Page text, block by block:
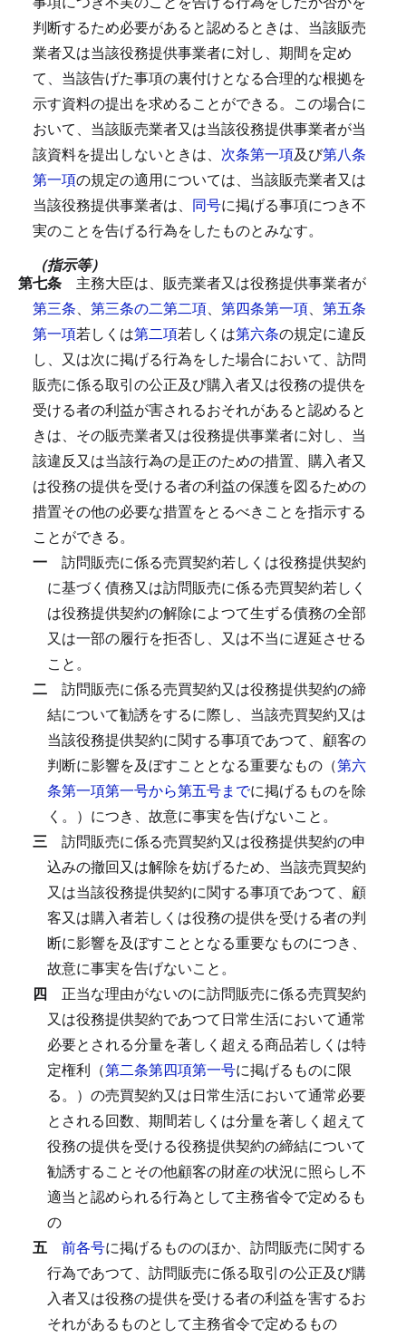
判断するため必要があると認めるときは、当該販売
業者又は当該役務提供事業者に対し、期間を定め
て、当該告げた事項の裏付けとなる合理的な根拠を
示す資料の提出を求めることができる。 この場合に
おいて、当該販売業者又は当該役務提供事業者が当
該資料を提出しないときは、 次条第一項及び第八条
第一項の規定の適用については、当該販売業者又は
当該役務提供事業者は、 同号に掲げる事項につき不
実のことを告げる行為をしたものとみなす。
（指示等）
第七条 主務大臣は、販売業者又は役務提供事業者が
第三条、 第三条の二第二項、 第四条第一項、 第五条
第一項若しくは第二項若しくは第六条の規定に違反
し、又は次に掲げる行為をした場合において、訪問
販売に係る取引の公正及び購入者又は役務の提供を
受ける者の利益が害されるおそれがあると認めると
きは、その販売業者又は役務提供事業者に対し、当
該違反又は当該行為の是正のための措置、購入者又
は役務の提供を受ける者の利益の保護を図るための
措置その他の必要な措置をとるべきことを指示する
ことができる。
一 訪問販売に係る売買契約若しくは役務提供契約
に基づく債務又は訪問販売に係る売買契約若しく
は役務提供契約の解除によつて生ずる債務の全部
又は一部の履行を拒否し、又は不当に遅延させる
こと。
二 訪問販売に係る売買契約又は役務提供契約の締
結について勧誘をするに際し、当該売買契約又は
当該役務提供契約に関する事項であつて、顧客の
判断に影響を及ぼすこととなる重要なもの（第六
条第一項第一号から第五号までに掲げるものを除
く。）につき、故意に事実を告げないこと。
三 訪問販売に係る売買契約又は役務提供契約の申
込みの撤回又は解除を妨げるため、当該売買契約
又は当該役務提供契約に関する事項であつて、顧
客又は購入者若しくは役務の提供を受ける者の判
断に影響を及ぼすこととなる重要なものにつき、
故意に事実を告げないこと。
四 正当な理由がないのに訪問販売に係る売買契約
又は役務提供契約であつて日常生活において通常
必要とされる分量を著しく超える商品若しくは特
定権利（第二条第四項第一号に掲げるものに限
る。）の売買契約又は日常生活において通常必要
とされる回数、期間若しくは分量を著しく超えて
役務の提供を受ける役務提供契約の締結について
勧誘することその他顧客の財産の状況に照らし不
適当と認められる行為として主務省令で定めるも
の
五 前各号に掲げるもののほか、訪問販売に関する
行為であつて、訪問販売に係る取引の公正及び購
入者又は役務の提供を受ける者の利益を害するお
それがあるものとして主務省令で定めるもの